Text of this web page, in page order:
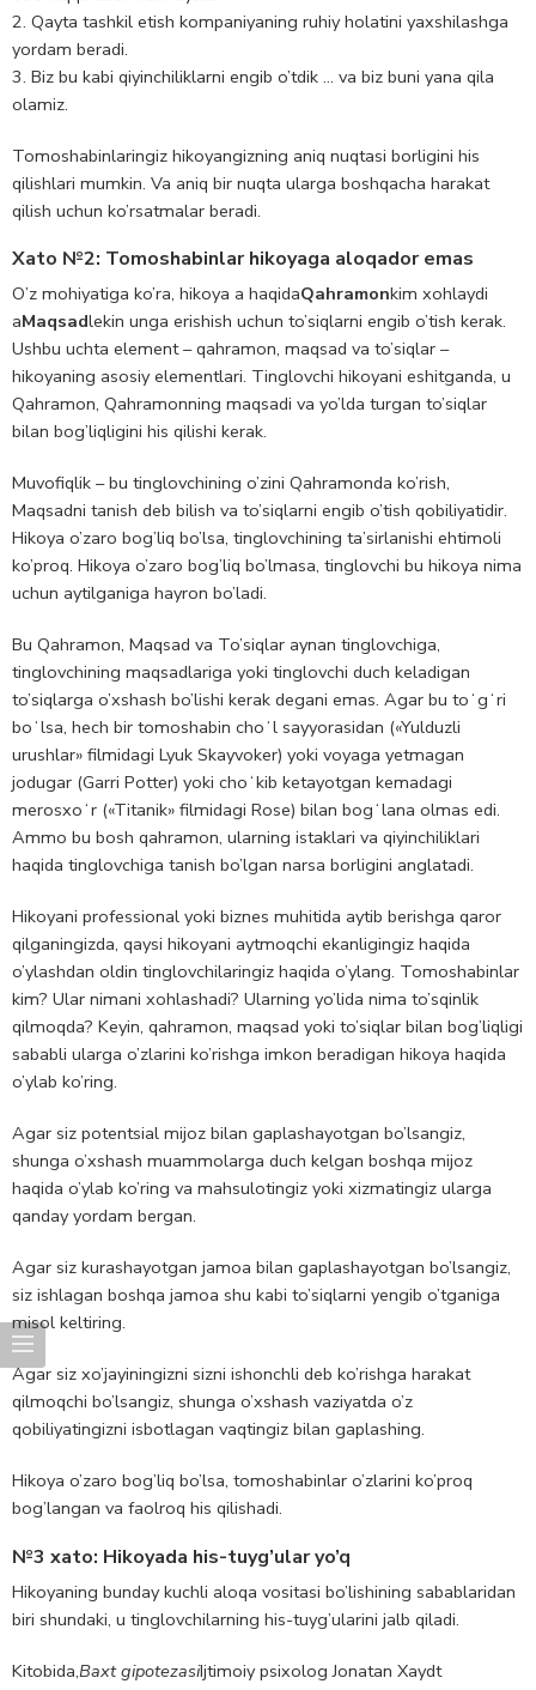
Qayta tashkil etish kompaniyaning ruhiy holatini yaxshilashga
yordam beradi.
Biz bu kabi qiyinchiliklarni engib o’tdik … va biz buni yana qila
olamiz.
Tomoshabinlaringiz hikoyangizning aniq nuqtasi borligini his
qilishlari mumkin. Va aniq bir nuqta ularga boshqacha harakat
qilish uchun ko’rsatmalar beradi.
Xato №2: Tomoshabinlar hikoyaga aloqador emas
O’z mohiyatiga ko’ra, hikoya a haqidaQahramonkim xohlaydi
aMaqsadlekin unga erishish uchun to’siqlarni engib o’tish kerak.
Ushbu uchta element – qahramon, maqsad va to’siqlar –
hikoyaning asosiy elementlari. Tinglovchi hikoyani eshitganda, u
Qahramon, Qahramonning maqsadi va yo’lda turgan to’siqlar
bilan bog’liqligini his qilishi kerak.
Muvofiqlik – bu tinglovchining o’zini Qahramonda ko’rish,
Maqsadni tanish deb bilish va to’siqlarni engib o’tish qobiliyatidir.
Hikoya o’zaro bog’liq bo’lsa, tinglovchining ta’sirlanishi ehtimoli
ko’proq. Hikoya o’zaro bog’liq bo’lmasa, tinglovchi bu hikoya nima
uchun aytilganiga hayron bo’ladi.
Bu Qahramon, Maqsad va To’siqlar aynan tinglovchiga,
tinglovchining maqsadlariga yoki tinglovchi duch keladigan
to’siqlarga o’xshash bo’lishi kerak degani emas. Agar bu toʻgʻri
boʻlsa, hech bir tomoshabin choʻl sayyorasidan («Yulduzli
urushlar» filmidagi Lyuk Skayvoker) yoki voyaga yetmagan
jodugar (Garri Potter) yoki choʻkib ketayotgan kemadagi
merosxoʻr («Titanik» filmidagi Rose) bilan bogʻlana olmas edi.
Ammo bu bosh qahramon, ularning istaklari va qiyinchiliklari
haqida tinglovchiga tanish bo’lgan narsa borligini anglatadi.
Hikoyani professional yoki biznes muhitida aytib berishga qaror
qilganingizda, qaysi hikoyani aytmoqchi ekanligingiz haqida
o’ylashdan oldin tinglovchilaringiz haqida o’ylang. Tomoshabinlar
kim? Ular nimani xohlashadi? Ularning yo’lida nima to’sqinlik
qilmoqda? Keyin, qahramon, maqsad yoki to’siqlar bilan bog’liqligi
sababli ularga o’zlarini ko’rishga imkon beradigan hikoya haqida
o’ylab ko’ring.
Agar siz potentsial mijoz bilan gaplashayotgan bo’lsangiz,
shunga o’xshash muammolarga duch kelgan boshqa mijoz
haqida o’ylab ko’ring va mahsulotingiz yoki xizmatingiz ularga
qanday yordam bergan.
Agar siz kurashayotgan jamoa bilan gaplashayotgan bo’lsangiz,
siz ishlagan boshqa jamoa shu kabi to’siqlarni yengib o’tganiga
misol keltiring.
Agar siz xo’jayiningizni sizni ishonchli deb ko’rishga harakat
qilmoqchi bo’lsangiz, shunga o’xshash vaziyatda o’z
qobiliyatingizni isbotlagan vaqtingiz bilan gaplashing.
Hikoya o’zaro bog’liq bo’lsa, tomoshabinlar o’zlarini ko’proq
bog’langan va faolroq his qilishadi.
№3 xato: Hikoyada his-tuyg’ular yo’q
Hikoyaning bunday kuchli aloqa vositasi bo’lishining sabablaridan
biri shundaki, u tinglovchilarning his-tuyg’ularini jalb qiladi.
Kitobida,Baxt gipotezasiIjtimoiy psixolog Jonatan Xaydt